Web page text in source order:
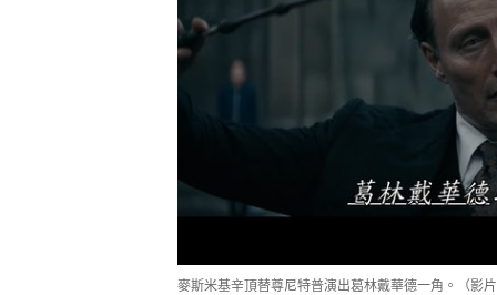
麥斯米基辛頂替尊尼特普演出葛林戴華德一角。（影